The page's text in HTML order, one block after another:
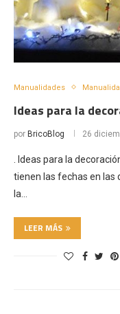
Manualidades
Ideas para la
por BricoBlog 26
. Ideas para la
tienen las fechas en las
la…
LEER MÁS